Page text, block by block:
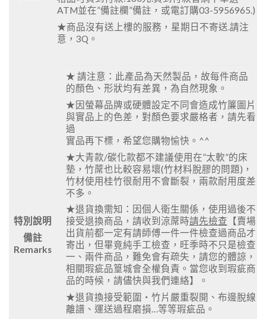
ATM並在”備註欄”備註，或電訂購03-5956965.)
★商品沒有送上樓的服務，星期日不寄送.請注
意，3Q。
特別說明
備註
Remarks
★ 請注意：此產品為天然製品，故每件商品
的顏色、形狀均有差異，為自然現象。
★因螢幕品牌或硬體設定不同會造成竹簾圖片
與實品上的色差，對顏色要求嚴格者，請先看
過
實品再下標，希望您購物愉快。^^
★大青款/碳化款都不建議使用在”太軟”的床
墊，竹蓆也比較容易壞(竹材料脫膠的問題)，
竹材使用桂竹很耐用不會斷裂，兩款耐用度差
不多。
★退貨換需知：因個人衛生關係，使用過後不
接受退換商品，請收到涼蓆時請先檢查 【賣場
出貨前都一定有請師傅一件一件檢查過商品才
寄出，但畢竟純手工檢查，旺季時不只是檢查
一、兩件商品，難免會有疏失，請您的體諒，
相關瑕疵品篁城會全權負責。當您收到瑕疵商
品的時候，請儘快與我們連絡】。
★退貨換接受範圍‧竹片嚴重裂開、布邊脫線
離譜、運送過程磨損…等等瑕疵品。